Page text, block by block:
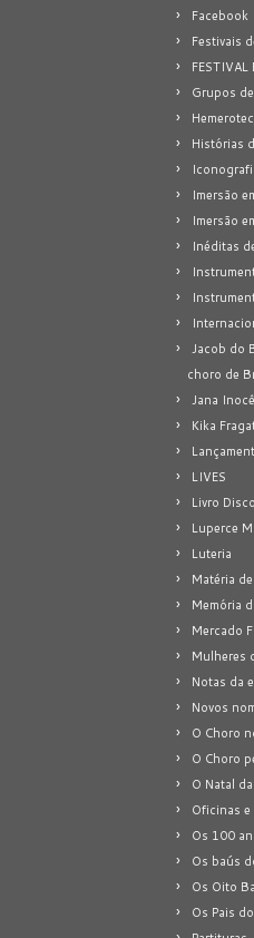
Facebook
Festivais
FESTIVAL
Grupos
Histórias
Imersão
Imersão
Inéditas
Jacob do
choro de
Jana
Kika
LIVES
Livro
Luperce
Luteria
Matéria
Memória
Mercado
Mulheres
Notas da
Novos
O Choro
O Choro
O Natal
Oficinas e
Os 100
Os baús
Os Oito
Os Pais